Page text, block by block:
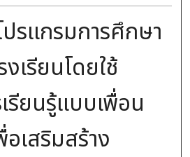
รแกรมการศึกษา
เรียนโดยใช้
รียนรู้แบบเพื่อน
เสริมสร้าง